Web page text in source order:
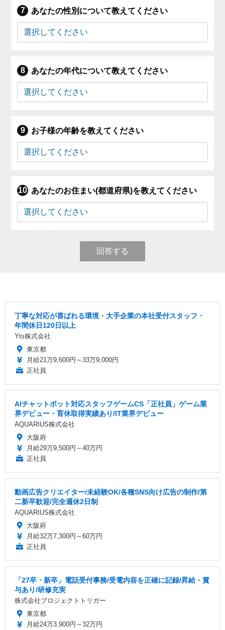
あなたの性別について教えてください
あなたの年代について教えてください
お子様の年齢を教えてください
あなたのお住まい(都道府県)を教えてください
回答する
丁寧な対応が喜ばれる環境・大手企業の本社受付スタッフ・
年間休日120日以上
Yts株式会社
東京都
月給21万9,600円～33万9,000円
正社員
AIチャットボット対応スタッフゲームCS「正社員」ゲーム業
界デビュー・育休取得実績あり/IT業界デビュー
AQUARIUS株式会社
大阪府
月給29万9,500円～40万円
正社員
動画広告クリエイター/未経験OK/各種SNS向け広告の制作/第
二新卒歓迎/完全週休2日制
AQUARIUS株式会社
大阪府
月給32万7,300円～60万円
正社員
「27卒・新卒」電話受付事務/受電内容を正確に記録/昇給・賞
与あり/研修充実
株式会社プロジェクトトリガー
東京都
月給24万3,900円～32万円